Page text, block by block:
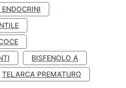
ENDOCRINI
BISFENOLO A
TELARCA PREMATURO